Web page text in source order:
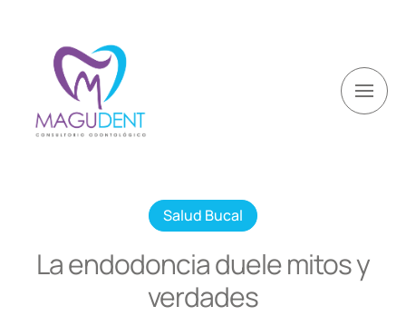
Salud Bucal
La endodoncia duele mitos y
verdades